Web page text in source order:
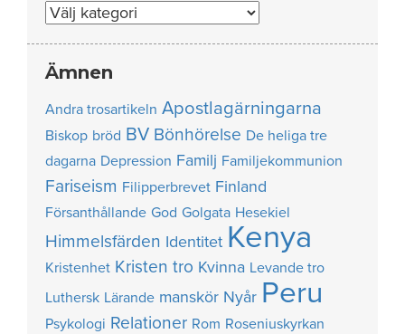
Nummer
Ämnen
Andra trosartikeln Apostlagärningarna
Biskop bröd BV Bönhörelse De heliga tre
dagarna Depression Familj Familjekommunion
Fariseism Filipperbrevet Finland
Försanthållande God Golgata Hesekiel
Himmelsfärden Identitet Kenya
Kristenhet Kristen tro Kvinna Levande tro
Luthersk Lärande manskör Nyår Peru
Psykologi Relationer Rom Roseniuskyrkan